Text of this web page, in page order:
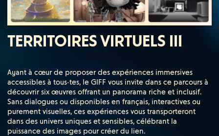
TERRITOIRES VIRTUELS III
Ayant à cœur de proposer des expériences immersives
accessibles à tous·tes, le GIFF vous invite dans ce parcours à
découvrir six œuvres offrant un panorama riche et inclusif.
Sans dialogues ou disponibles en français, interactives ou
purement visuelles, ces expériences vous transporteront
dans des univers uniques et sensibles, célébrant la
puissance des images pour créer du lien.